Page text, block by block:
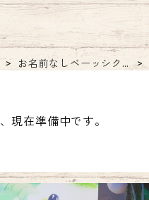
お名前なしベーッシクve
現在準備中です。